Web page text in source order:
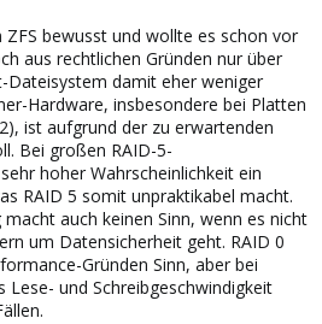
bewusst und wollte es schon vor
aus rechtlichen Gründen nur über
Dateisystem damit eher weniger
Hardware, insbesondere bei Platten
ist aufgrund der zu erwartenden
Bei großen RAID-5-
hoher Wahrscheinlichkeit ein
RAID 5 somit unpraktikabel macht.
auch keinen Sinn, wenn es nicht
um Datensicherheit geht. RAID 0
Gründen Sinn, aber bei
Lese- und Schreibgeschwindigkeit